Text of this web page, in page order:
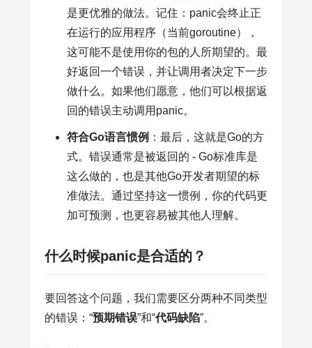
是更优雅的做法。记住：panic会终止正
在运行的应用程序（当前goroutine），
这可能不是使用你的包的人所期望的。最
好返回一个错误，并让调用者决定下一步
做什么。如果他们愿意，他们可以根据返
回的错误主动调用panic。
符合Go语言惯例 ：最后，这就是Go的方
式。错误通常是被返回的 - Go标准库是
这么做的，也是其他Go开发者期望的标
准做法。通过坚持这一惯例，你的代码更
加可预测，也更容易被其他人理解。
什么时候panic是合适的？
要回答这个问题，我们需要区分两种不同类型
的错误：“预期错误”和“代码缺陷”。